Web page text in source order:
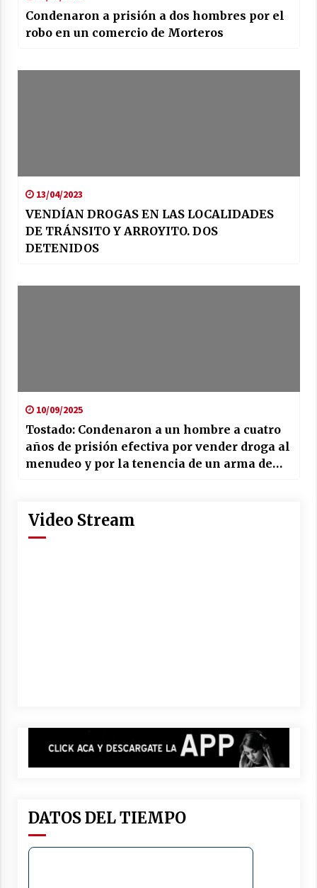
Condenaron a prisión a dos hombres por el
robo en un comercio de Morteros
13/04/2023
VENDÍAN DROGAS EN LAS LOCALIDADES
DE TRÁNSITO Y ARROYITO. DOS
DETENIDOS
10/09/2025
Tostado: Condenaron a un hombre a cuatro
años de prisión efectiva por vender droga al
menudeo y por la tenencia de un arma de
Video Stream
DATOS DEL TIEMPO